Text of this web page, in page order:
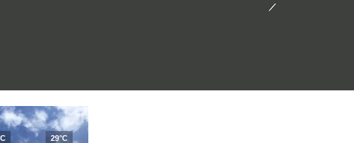
29°C